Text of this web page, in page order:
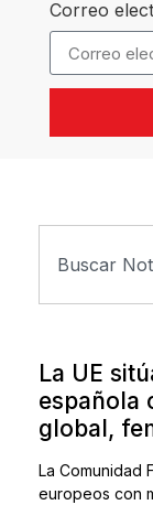
Correo
La UE
española
global,
La Comunidad
europeos con